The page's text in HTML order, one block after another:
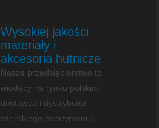
Wysokiej jakości
materiały i
akcesoria hutnicze
Nasze przedsiębiorstwo to
wiodący na rynku polskim
dostawca i dystrybutor
szerokiego asortymentu